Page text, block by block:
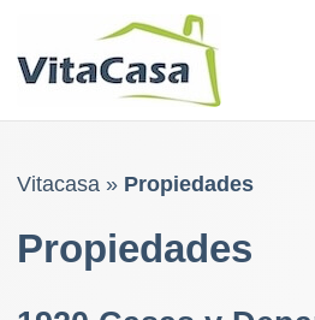
Vitacasa» Propiedades
Propiedades